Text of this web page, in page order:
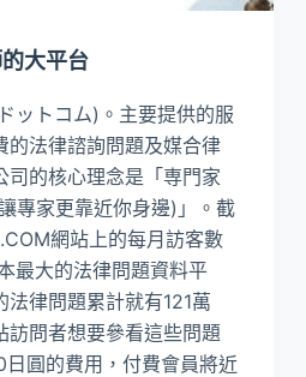
大平台
ットコム)。主要提供的服
的法律諮詢問題及媒合律
司的核心理念是「専門家
專家更靠近你身邊)」。截
網站上的每月訪客數
最大的法律問題資料平
法律問題累計就有121萬
訪問者想要參看這些問題
圓的費用，付費會員將近